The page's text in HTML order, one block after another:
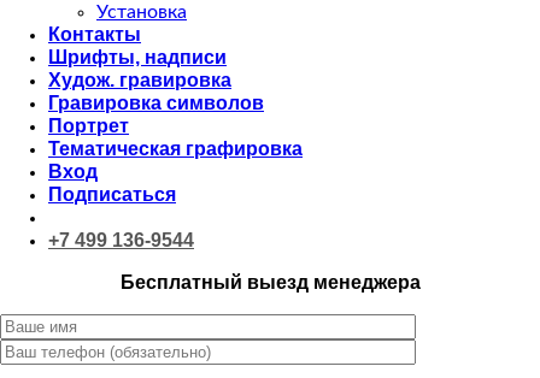
Установка
Контакты
Шрифты, надписи
Худож. гравировка
Гравировка символов
Портрет
Тематическая графировка
Вход
Подписаться
+7 499 136-9544
Бесплатный выезд менеджера